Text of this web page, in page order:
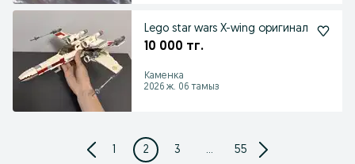
Lego star wars X-wing оригинал
10 000 тг.
Каменка
2026 ж. 06 тамыз
1 2 3 ... 55